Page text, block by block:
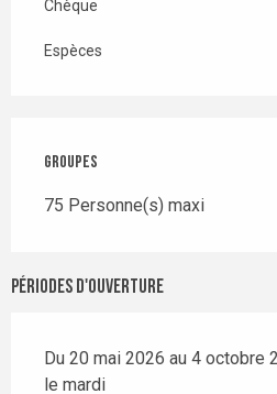
Chèque
Espèces
Groupes
Groupes
75 Personne(s) maxi
Périodes d'ouverture
Du 20 mai 2026 au 4 octobre
le mardi